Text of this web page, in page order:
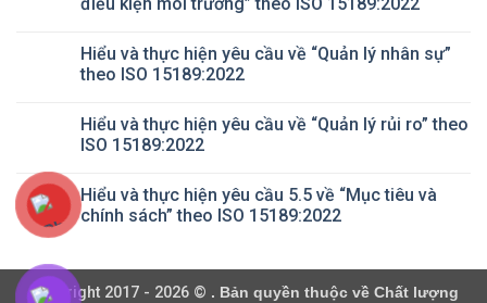
ở
Hỗ
trợ
Duy
phục,
Vận
hành
tiến
Hệ
thống
ISO
bình
luận
ở
thực
hiện
yêu
“Cơ
sở
vật
môi
Hiểu và thực hiện yêu cầu về “Quản lý nhân sự”
theo ISO 15189:2022
bình
luận
ở
thực
hiện
yêu
nhân
Hiểu và thực hiện yêu cầu về “Quản lý rủi ro” theo
ISO 15189:2022
bình
luận
ở
yêu
Hiểu và thực hiện yêu cầu 5.5 về “Mục tiêu và
chính sách” theo ISO 15189:2022
bình
ở
Copyright 2017 - 2026 © . Bản quyền thuộc về Chất lượng